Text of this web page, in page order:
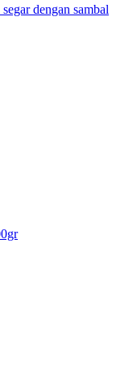
dengan sambal